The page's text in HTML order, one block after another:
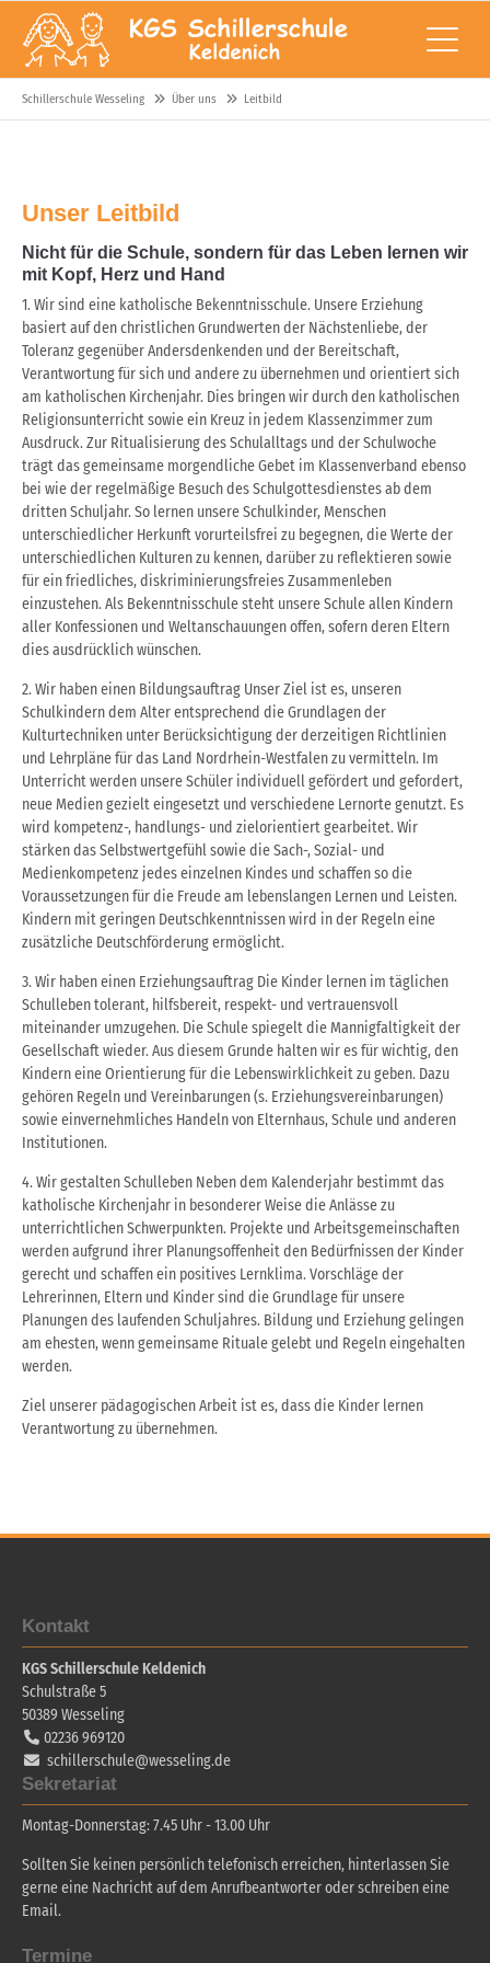
Schillerschule Wesseling Über uns Leitbild
Unser Leitbild
Nicht für die Schule, sondern für das Leben lernen wir
mit Kopf, Herz und Hand
1. Wir sind eine katholische Bekenntnisschule. Unsere Erziehung
basiert auf den christlichen Grundwerten der Nächstenliebe, der
Toleranz gegenüber Andersdenkenden und der Bereitschaft,
Verantwortung für sich und andere zu übernehmen und orientiert sich
am katholischen Kirchenjahr. Dies bringen wir durch den katholischen
Religionsunterricht sowie ein Kreuz in jedem Klassenzimmer zum
Ausdruck. Zur Ritualisierung des Schulalltags und der Schulwoche
trägt das gemeinsame morgendliche Gebet im Klassenverband ebenso
bei wie der regelmäßige Besuch des Schulgottesdienstes ab dem
dritten Schuljahr. So lernen unsere Schulkinder, Menschen
unterschiedlicher Herkunft vorurteilsfrei zu begegnen, die Werte der
unterschiedlichen Kulturen zu kennen, darüber zu reflektieren sowie
für ein friedliches, diskriminierungsfreies Zusammenleben
einzustehen. Als Bekenntnisschule steht unsere Schule allen Kindern
aller Konfessionen und Weltanschauungen offen, sofern deren Eltern
dies ausdrücklich wünschen.
2. Wir haben einen Bildungsauftrag Unser Ziel ist es, unseren
Schulkindern dem Alter entsprechend die Grundlagen der
Kulturtechniken unter Berücksichtigung der derzeitigen Richtlinien
und Lehrpläne für das Land Nordrhein-Westfalen zu vermitteln. Im
Unterricht werden unsere Schüler individuell gefördert und gefordert,
neue Medien gezielt eingesetzt und verschiedene Lernorte genutzt. Es
wird kompetenz-, handlungs- und zielorientiert gearbeitet. Wir
stärken das Selbstwertgefühl sowie die Sach-, Sozial- und
Medienkompetenz jedes einzelnen Kindes und schaffen so die
Voraussetzungen für die Freude am lebenslangen Lernen und Leisten.
Kindern mit geringen Deutschkenntnissen wird in der Regeln eine
zusätzliche Deutschförderung ermöglicht.
3. Wir haben einen Erziehungsauftrag Die Kinder lernen im täglichen
Schulleben tolerant, hilfsbereit, respekt- und vertrauensvoll
miteinander umzugehen. Die Schule spiegelt die Mannigfaltigkeit der
Gesellschaft wieder. Aus diesem Grunde halten wir es für wichtig, den
Kindern eine Orientierung für die Lebenswirklichkeit zu geben. Dazu
gehören Regeln und Vereinbarungen (s. Erziehungsvereinbarungen)
sowie einvernehmliches Handeln von Elternhaus, Schule und anderen
Institutionen.
4. Wir gestalten Schulleben Neben dem Kalenderjahr bestimmt das
katholische Kirchenjahr in besonderer Weise die Anlässe zu
unterrichtlichen Schwerpunkten. Projekte und Arbeitsgemeinschaften
werden aufgrund ihrer Planungsoffenheit den Bedürfnissen der Kinder
gerecht und schaffen ein positives Lernklima. Vorschläge der
Lehrerinnen, Eltern und Kinder sind die Grundlage für unsere
Planungen des laufenden Schuljahres. Bildung und Erziehung gelingen
am ehesten, wenn gemeinsame Rituale gelebt und Regeln eingehalten
werden.
Ziel unserer pädagogischen Arbeit ist es, dass die Kinder lernen
Verantwortung zu übernehmen.
Kontakt
KGS Schillerschule Keldenich
Schulstraße 5
50389 Wesseling
02236 969120
schillerschule@wesseling.de
Sekretariat
Montag-Donnerstag: 7.45 Uhr - 13.00 Uhr
Sollten Sie keinen persönlich telefonisch erreichen, hinterlassen Sie
gerne eine Nachricht auf dem Anrufbeantworter oder schreiben eine
Email.
Termine